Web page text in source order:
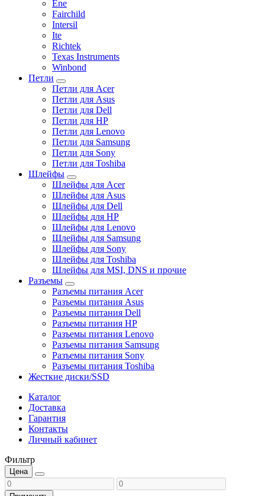
Ene
Fairchild
Intersil
Ite
Richtek
Texas Instruments
Winbond
Петли
Петли для Acer
Петли для Asus
Петли для Dell
Петли для HP
Петли для Lenovo
Петли для Samsung
Петли для Sony
Петли для Toshiba
Шлейфы
Шлейфы для Acer
Шлейфы для Asus
Шлейфы для Dell
Шлейфы для HP
Шлейфы для Lenovo
Шлейфы для Samsung
Шлейфы для Sony
Шлейфы для Toshiba
Шлейфы для MSI, DNS и прочие
Разъемы
Разъемы питания Acer
Разъемы питания Asus
Разъемы питания Dell
Разъемы питания HP
Разъемы питания Lenovo
Разъемы питания Samsung
Разъемы питания Sony
Разъемы питания Toshiba
Жесткие диски/SSD
Каталог
Доставка
Гарантия
Контакты
Личный кабинет
Фильтр
Цена